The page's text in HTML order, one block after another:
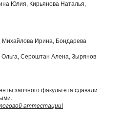
Юлия, Кирьянова Наталья,
Михайлова Ирина, Бондарева
Ольга, Сероштан Алена, Зырянов
заочного факультета сдавали
аттестации!